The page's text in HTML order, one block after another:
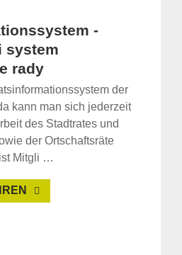
-
system
rady
der
kann man sich jederzeit
des Stadtrates und
der Ortschaftsräte
Mitgli …